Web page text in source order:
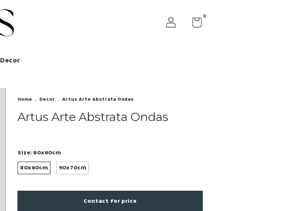
0
Decor
Home . Decor . Artus Arte Abstrata Ondas
Artus Arte Abstrata Ondas
Size: 80x60cm
80x60cm
90x70cm